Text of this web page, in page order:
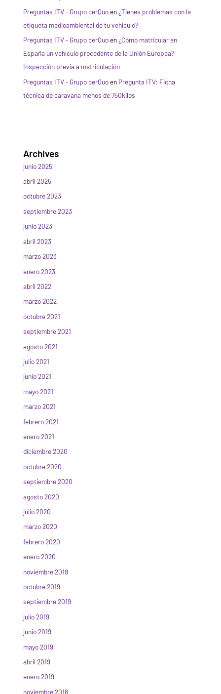
Preguntas ITV - Grupo cerQuoen ¿Tienes problemas con la
etiqueta medioambiental de tu vehículo?
Preguntas ITV - Grupo cerQuoen ¿Cómo matricular en
España un vehículo procedente de la Unión Europea?
Inspección previa a matriculación
Preguntas ITV - Grupo cerQuoen Pregunta ITV: Ficha
técnica de caravana menos de 750kilos
Archives
junio 2025
abril 2025
octubre 2023
septiembre 2023
junio 2023
abril 2023
marzo 2023
enero 2023
abril 2022
marzo 2022
octubre 2021
septiembre 2021
agosto 2021
julio 2021
junio 2021
mayo 2021
marzo 2021
febrero 2021
enero 2021
diciembre 2020
octubre 2020
septiembre 2020
agosto 2020
julio 2020
marzo 2020
febrero 2020
enero 2020
noviembre 2019
octubre 2019
septiembre 2019
julio 2019
junio 2019
mayo 2019
abril 2019
enero 2019
noviembre 2018